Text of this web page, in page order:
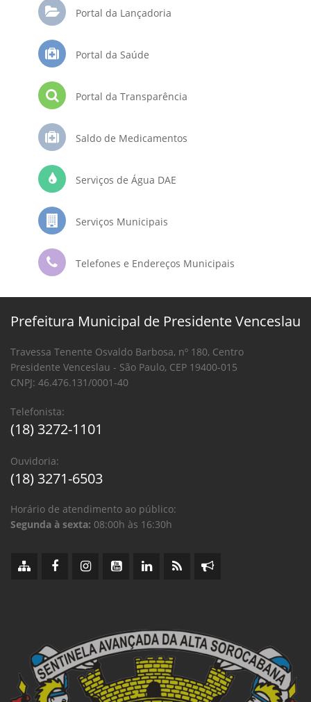
Portal da Lançadoria
Portal da Saúde
Portal da Transparência
Saldo de Medicamentos
Serviços de Água DAE
Serviços Municipais
Telefones e Endereços Municipais
Prefeitura Municipal de Presidente Venceslau
Travessa Tenente Osvaldo Barbosa, nº 180, Centro
Presidente Venceslau - São Paulo, CEP 19400-015
CNPJ: 46.476.131/0001-40
Telefonista:
(18) 3272-1101
Ouvidoria:
(18) 3271-6503
Horário de atendimento ao público:
Segunda à sexta: 08:00h às 16:30h